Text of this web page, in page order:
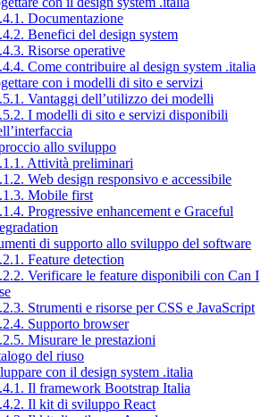
Documentazione
Benefici del design system
Risorse operative
Come contribuire al design system .italia
con i modelli di sito e servizi
Vantaggi dell’utilizzo dei modelli
I modelli di sito e servizi disponibili
allo sviluppo
Attività preliminari
Web design responsivo e accessibile
Mobile first
Progressive enhancement e Graceful
di supporto allo sviluppo del software
Feature detection
Verificare le feature disponibili con Can I
Strumenti e risorse per CSS e JavaScript
Supporto browser
Misurare le prestazioni
del riuso
con il design system .italia
Il framework Bootstrap Italia
Il kit di sviluppo React